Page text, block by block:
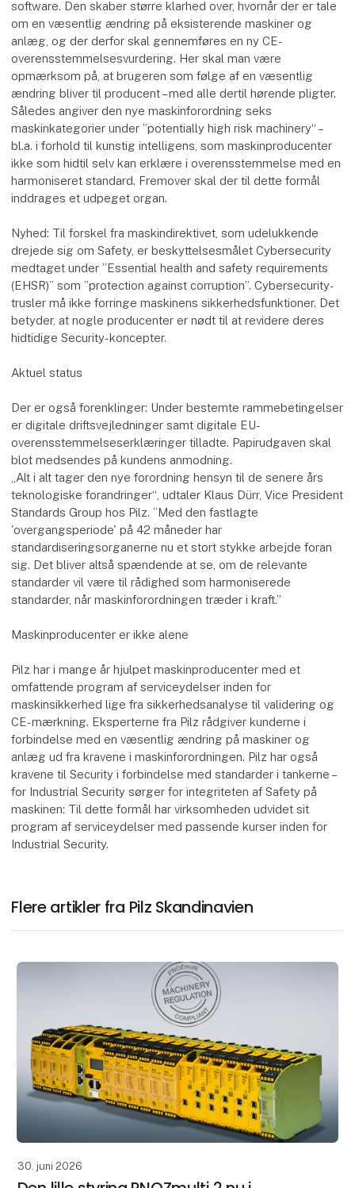
software. Den skaber større klarhed over, hvornår der er tale
om en væsentlig ændring på eksisterende maskiner og
anlæg, og der derfor skal gennemføres en ny CE-
overensstemmelsesvurdering. Her skal man være
opmærksom på, at brugeren som følge af en væsentlig
ændring bliver til producent – med alle dertil hørende pligter.
Således angiver den nye maskinforordning seks
maskinkategorier under ”potentially high risk machinery“ –
bl.a. i forhold til kunstig intelligens, som maskinproducenter
ikke som hidtil selv kan erklære i overensstemmelse med en
harmoniseret standard. Fremover skal der til dette formål
inddrages et udpeget organ.
Nyhed: Til forskel fra maskindirektivet, som udelukkende
drejede sig om Safety, er beskyttelsesmålet Cybersecurity
medtaget under ”Essential health and safety requirements
(EHSR)” som ”protection against corruption”. Cybersecurity-
trusler må ikke forringe maskinens sikkerhedsfunktioner. Det
betyder, at nogle producenter er nødt til at revidere deres
hidtidige Security-koncepter.
Aktuel status
Der er også forenklinger: Under bestemte rammebetingelser
er digitale driftsvejledninger samt digitale EU-
overensstemmelseserklæringer tilladte. Papirudgaven skal
blot medsendes på kundens anmodning.
„Alt i alt tager den nye forordning hensyn til de senere års
teknologiske forandringer“, udtaler Klaus Dürr, Vice President
Standards Group hos Pilz. ”Med den fastlagte
'overgangsperiode' på 42 måneder har
standardiseringsorganerne nu et stort stykke arbejde foran
sig. Det bliver altså spændende at se, om de relevante
standarder vil være til rådighed som harmoniserede
standarder, når maskinforordningen træder i kraft.”
Maskinproducenter er ikke alene
Pilz har i mange år hjulpet maskinproducenter med et
omfattende program af serviceydelser inden for
maskinsikkerhed lige fra sikkerhedsanalyse til validering og
CE-mærkning. Eksperterne fra Pilz rådgiver kunderne i
forbindelse med en væsentlig ændring på maskiner og
anlæg ud fra kravene i maskinforordningen. Pilz har også
kravene til Security i forbindelse med standarder i tankerne –
for Industrial Security sørger for integriteten af Safety på
maskinen: Til dette formål har virksomheden udvidet sit
program af serviceydelser med passende kurser inden for
Industrial Security.
Flere artikler fra Pilz Skandinavien
30. juni 2026